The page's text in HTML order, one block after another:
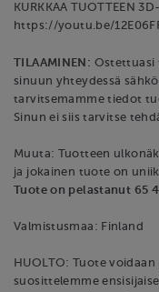
KURKKAA TUOTTEEN
https://youtu.be/
TILAAMINEN: Ostettuasi
sinuun yhteydessä
tarvitsemamme tiedot
Sinun ei siis tarvitse
Muuta: Tuotteen
ja jokainen tuote on
Tuote on pelastanut 65
Valmistusmaa: Finland
HUOLTO: Tuote
suosittelemme